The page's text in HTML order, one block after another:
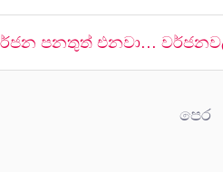
පනතුත් එනවා…
පෙර